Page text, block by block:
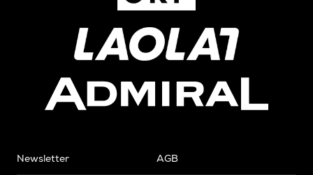
Newsletter AGB